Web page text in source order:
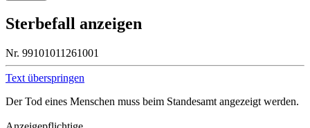
Sterbefall anzeigen
Nr. 99101011261001
Text überspringen
Der Tod eines Menschen muss beim Standesamt angezeigt werden.